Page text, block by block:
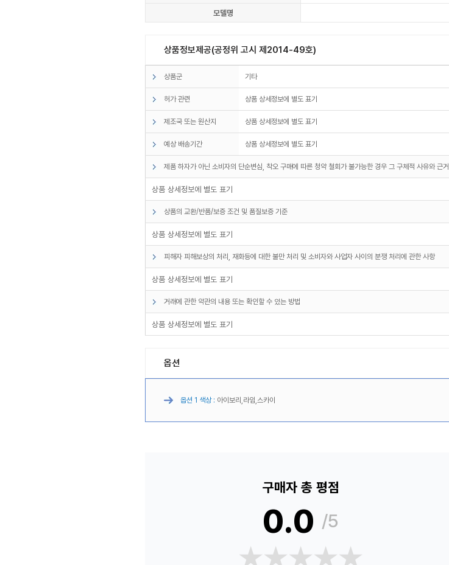
모델명
상품정보제공(공정위 고시 제2014-49호)
상품군 기타
허가 관련 상품 상세정보에 별도 표기
제조국 또는 원산지 상품 상세정보에 별도 표기
예상 배송기간 상품 상세정보에 별도 표기
제품 하자가 아닌 소비자의 단순변심, 착오 구매에 따른 청약 철회가 불가능한 경우 그 구체적 사유와 근거
상품 상세정보에 별도 표기
상품의 교환/반품/보증 조건 및 품질보증 기준
상품 상세정보에 별도 표기
피해자 피해보상의 처리, 재화등에 대한 불만 처리 및 소비자와 사업자 사이의 분쟁 처리에 관한 사항
상품 상세정보에 별도 표기
거래에 관한 약관의 내용 또는 확인할 수 있는 방법
상품 상세정보에 별도 표기
옵션
옵션 1 색상 : 아이보리,라임,스카이
구매자 총 평점
0.0 /5
★★★★★
★★★★★